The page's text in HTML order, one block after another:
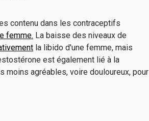
contenu dans les contraceptifs
femme. La baisse des niveaux de
la libido d'une femme, mais
est également lié à la
moins agréables, voire douloureux, pour